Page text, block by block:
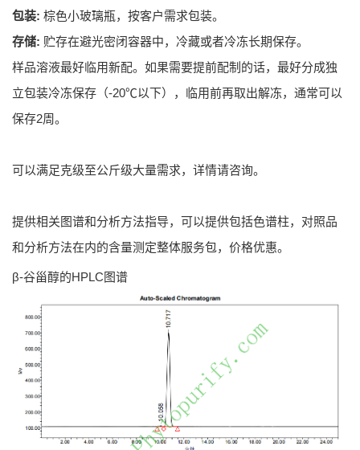
包装: 棕色小玻璃瓶，按客户需求包装。
存储: 贮存在避光密闭容器中，冷藏或者冷冻长期保存。
样品溶液最好临用新配。如果需要提前配制的话，最好分成独
立包装冷冻保存（-20℃以下），临用前再取出解冻，通常可以
保存2周。
可以满足克级至公斤级大量需求，详情请咨询。
提供相关图谱和分析方法指导，可以提供包括色谱柱，对照品
和分析方法在内的含量测定整体服务包，价格优惠。
β-谷甾醇的HPLC图谱